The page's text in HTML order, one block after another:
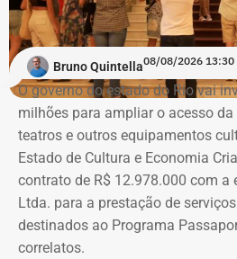
Travancas foi exonerado da Casa
ano após dizer que o “Palácio
crime organizado”, em uma
“Pode Garotinho?”.
Viagens
acadêmico
Apenas no exercício de 2025, as
Victor Travancas dispararam e
Na ação, a prefeitura também
cadastrais, endereços eletrônicos,
dispositivos utilizados, histórico
administradores atuais e
meios de recuperação, contas
pagamento. Com isso, a Meta
elaborar uma tabela comparativa,
compartilham telefones,
administradores, contas de
pagamento ou gerenciadores de
Bruno Quintella08/08/2026 13:30
O governo do estado do Rio vai
milhões para ampliar o acesso
teatros e outros equipamentos
Estado de Cultura e Economia
contrato de R$ 12.978.000 com a
Ltda. para a prestação de
destinados ao Programa
correlatos.